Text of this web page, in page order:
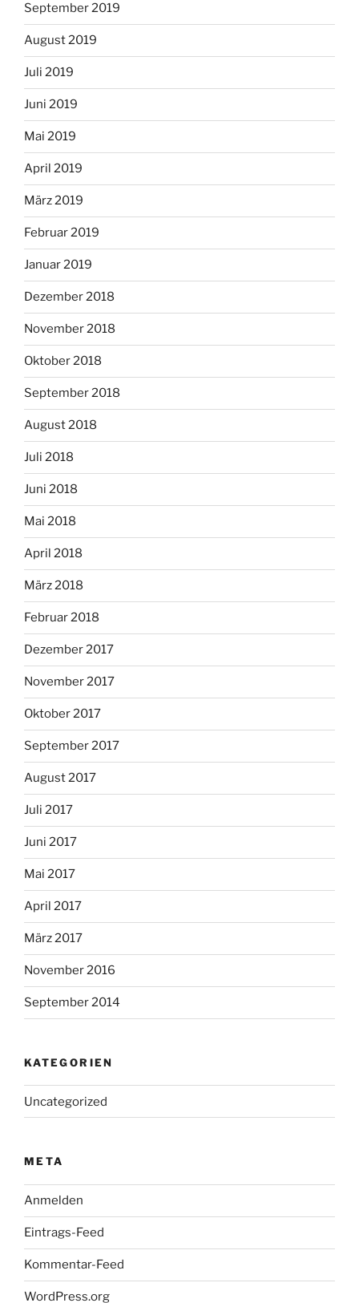
September 2019
August 2019
Juli 2019
Juni 2019
Mai 2019
April 2019
März 2019
Februar 2019
Januar 2019
Dezember 2018
November 2018
Oktober 2018
September 2018
August 2018
Juli 2018
Juni 2018
Mai 2018
April 2018
März 2018
Februar 2018
Dezember 2017
November 2017
Oktober 2017
September 2017
August 2017
Juli 2017
Juni 2017
Mai 2017
April 2017
März 2017
November 2016
September 2014
KATEGORIEN
Uncategorized
META
Anmelden
Eintrags-Feed
Kommentar-Feed
WordPress.org